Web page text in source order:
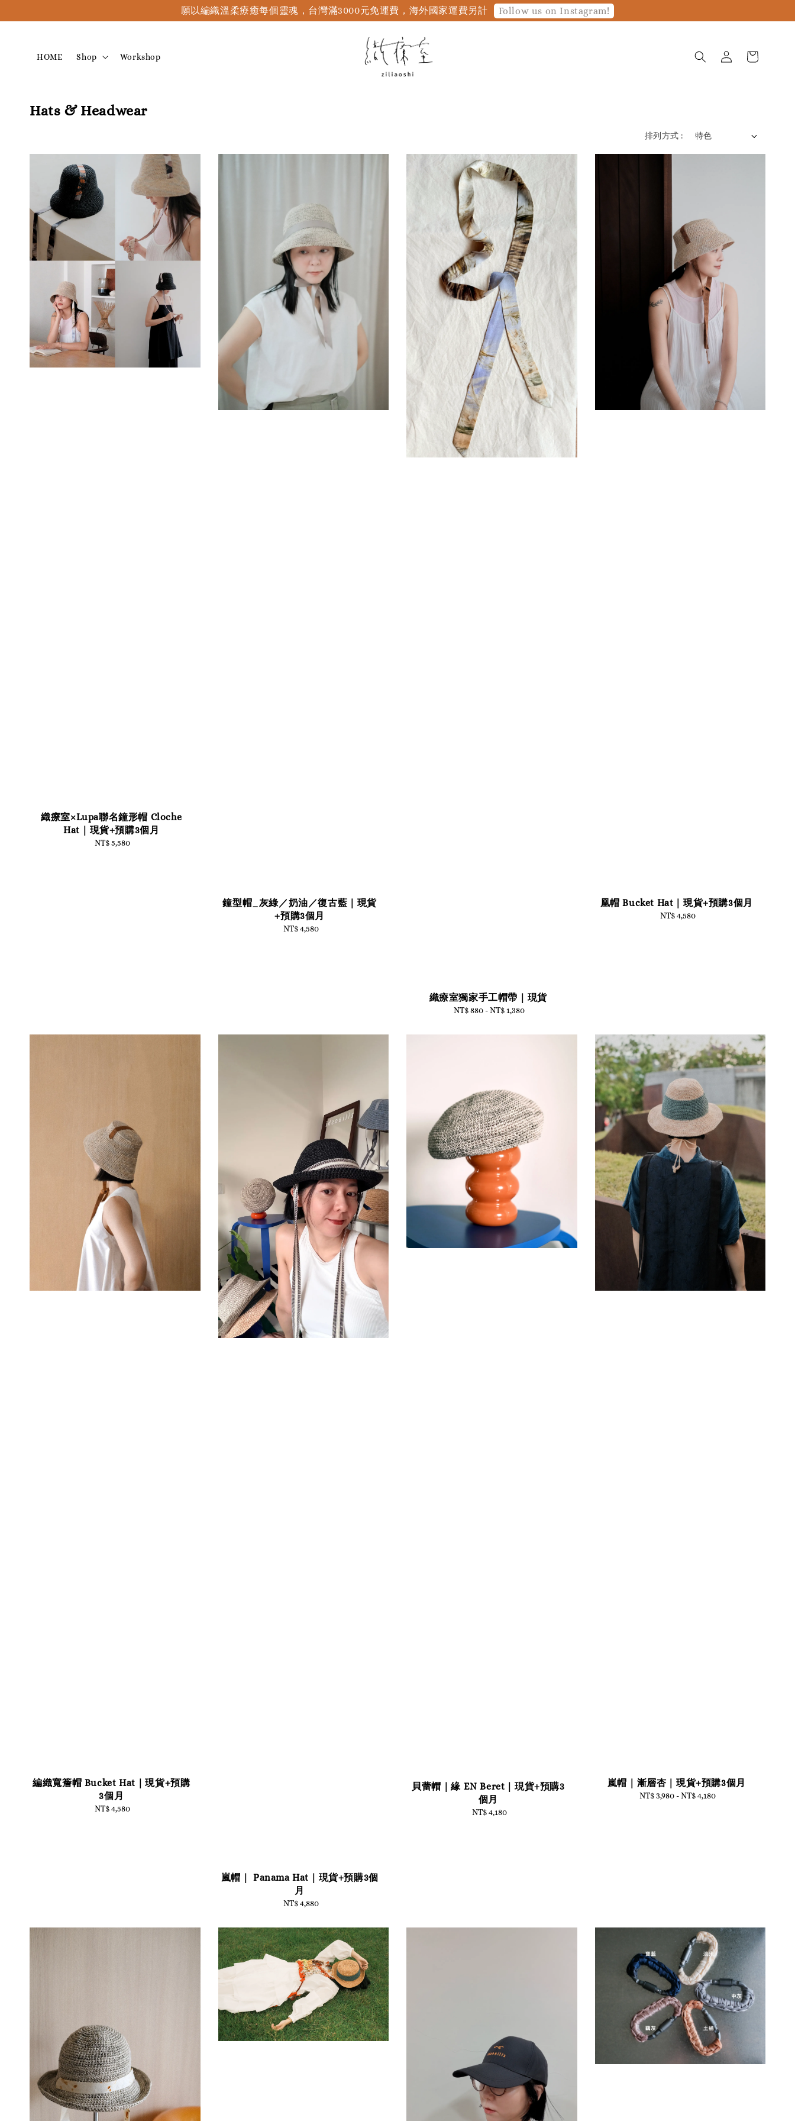
願以編織溫柔療癒每個靈魂，台灣滿3000元免運費，海外國家運費另計 Follow us on Instagram!
HOME Shop Workshop
Hats & Headwear
排列方式 :
織療室×Lupa聯名鐘形帽 Cloche
Hat｜現貨+預購3個月
Regular
NT$ 5,580
鐘型帽_灰綠／奶油／復古藍｜現貨
+預購3個月
Regular
NT$ 4,580
織療室獨家手工帽帶｜現貨
Regular
NT$ 880 -NT$ 1,380
凰帽 Bucket Hat｜現貨+預購3個月
Regular
NT$ 4,580
編織寬簷帽 Bucket Hat｜現貨+預購
3個月
Regular
NT$ 4,580
嵐帽｜ Panama Hat｜現貨+預購3個
月
Regular
NT$ 4,880
貝蕾帽｜緣 EN Beret｜現貨+預購3
個月
Regular
NT$ 4,180
嵐帽｜漸層杏｜現貨+預購3個月
Regular
NT$ 3,980 -NT$ 4,180